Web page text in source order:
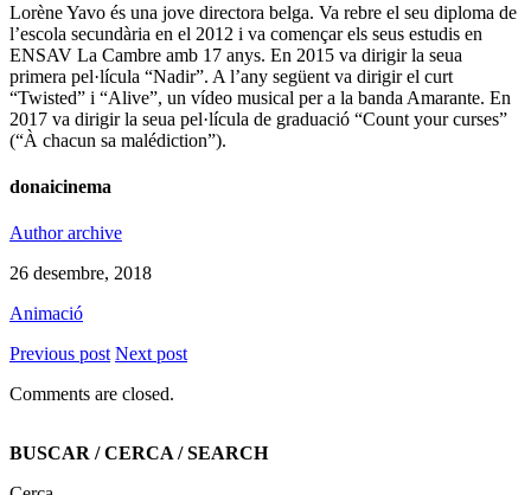
Lorène Yavo és una jove directora belga. Va rebre el seu diploma de
l’escola secundària en el 2012 i va començar els seus estudis en
ENSAV La Cambre amb 17 anys. En 2015 va dirigir la seua
primera pel·lícula “Nadir”. A l’any següent va dirigir el curt
“Twisted” i “Alive”, un vídeo musical per a la banda Amarante. En
2017 va dirigir la seua pel·lícula de graduació “Count your curses”
(“À chacun sa malédiction”).
donaicinema
Author archive
26 desembre, 2018
Animació
Previous post Next post
Comments are closed.
BUSCAR / CERCA / SEARCH